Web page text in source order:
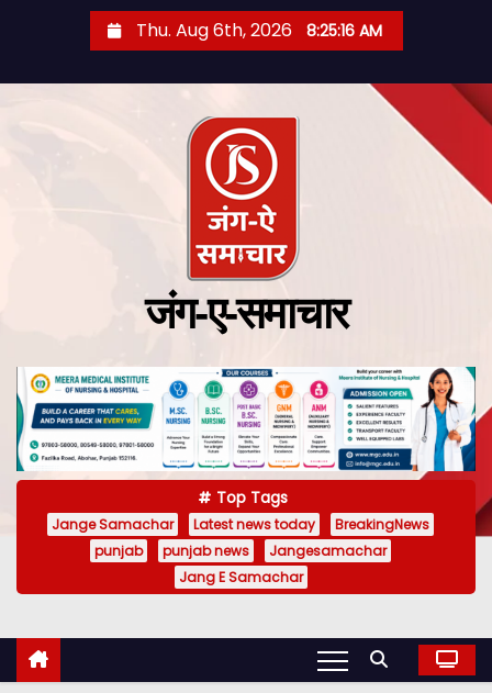
Thu. Aug 6th, 2026 8:25:17 AM
जंग-ए-समाचार
Top Tags
Jange Samachar Latest news today
BreakingNews
punjab
punjab news
Jangesamachar
Jang E Samachar